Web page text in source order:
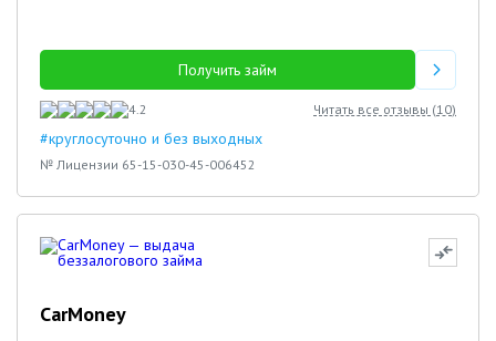
Получить займ
4.2 Читать все отзывы (10)
#круглосуточно и без выходных
№ Лицензии 65-15-030-45-006452
CarMoney